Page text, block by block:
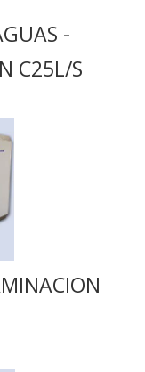
-
C25L/S